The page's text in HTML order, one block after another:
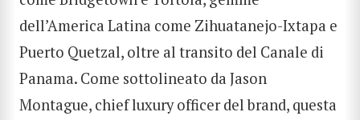
dell’America Latina come Zihuatanejo-Ixtapa e
Puerto Quetzal, oltre al transito del Canale di
Panama. Come sottolineato da Jason
Montague, chief luxury officer del brand, questa